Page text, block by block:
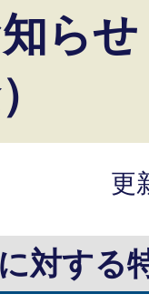
ら
更
対する